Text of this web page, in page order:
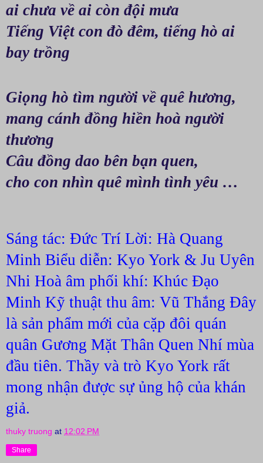
ai chưa về ai còn đội mưa
Tiếng Việt con đò đêm, tiếng hò ai
bay trồng
Giọng hò tìm người về quê hương,
mang cánh đồng hiền hoà người
thương
Câu đồng dao bên bạn quen,
cho con nhìn quê mình tình yêu …
Sáng tác: Đức Trí Lời: Hà Quang
Minh Biểu diễn: Kyo York & Ju Uyên
Nhi Hoà âm phối khí: Khúc Đạo
Minh Kỹ thuật thu âm: Vũ Thắng Đây
là sản phẩm mới của cặp đôi quán
quân Gương Mặt Thân Quen Nhí mùa
đầu tiên. Thầy và trò Kyo York rất
mong nhận được sự ủng hộ của khán
giả.
thuky truong at 12:02 PM
Share